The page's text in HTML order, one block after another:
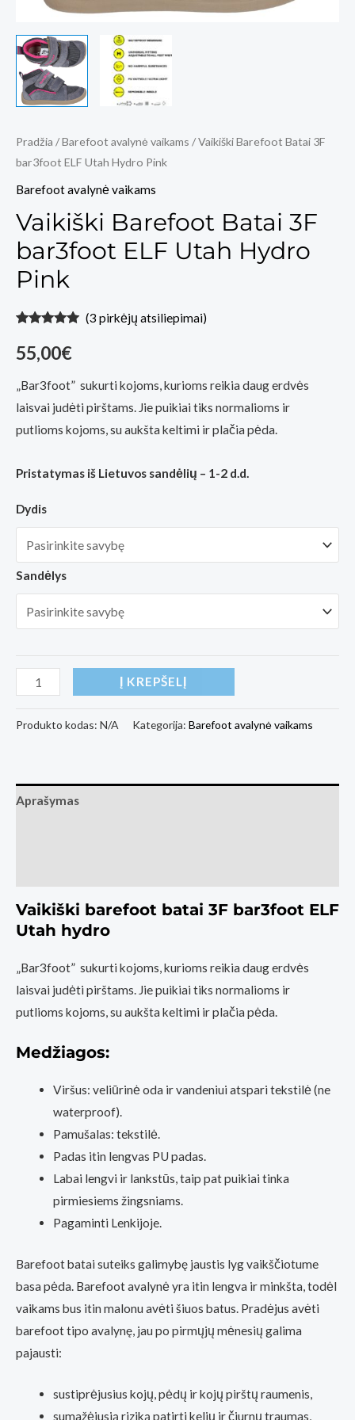
Pradžia /Barefoot avalynė vaikams / Vaikiški Barefoot Batai 3F
bar3foot ELF Utah Hydro Pink
Barefoot avalynė vaikams
Vaikiški Barefoot Batai 3F
bar3foot ELF Utah Hydro
Pink
5.00 iš 5
(viso
(3 pirkėjų atsiliepimai)
55,00€
„Bar3foot” sukurti kojoms, kurioms reikia daug erdvės
laisvai judėti pirštams. Jie puikiai tiks normalioms ir
putlioms kojoms, su aukšta keltimi ir plačia pėda.
Pristatymas iš Lietuvos sandėlių – 1-2 d.d.
Dydis
Sandėlys
produkto
Vaikiški
3F
bar3foot
Pink
Į KREPŠELĮ
Produkto kodas: N/A Kategorija: Barefoot avalynė vaikams
Aprašymas
Vaikiški barefoot batai 3F bar3foot ELF
Utah hydro
„Bar3foot” sukurti kojoms, kurioms reikia daug erdvės
laisvai judėti pirštams. Jie puikiai tiks normalioms ir
putlioms kojoms, su aukšta keltimi ir plačia pėda.
Medžiagos:
Viršus: veliūrinė oda ir vandeniui atspari tekstilė (ne
waterproof).
Pamušalas: tekstilė.
Padas itin lengvas PU padas.
Labai lengvi ir lankstūs, taip pat puikiai tinka
pirmiesiems žingsniams.
Pagaminti Lenkijoje.
Barefoot batai suteiks galimybę jaustis lyg vaikščiotume
basa pėda. Barefoot avalynė yra itin lengva ir minkšta, todėl
vaikams bus itin malonu avėti šiuos batus. Pradėjus avėti
barefoot tipo avalynę, jau po pirmųjų mėnesių galima
pajausti:
sustiprėjusius kojų, pėdų ir kojų pirštų raumenis,
sumažėjusią riziką patirti kelių ir čiurnų traumas,